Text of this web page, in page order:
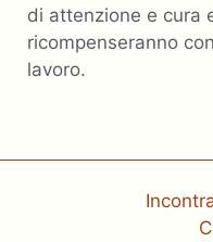
di attenzione e cura
ricompenseranno
lavoro.